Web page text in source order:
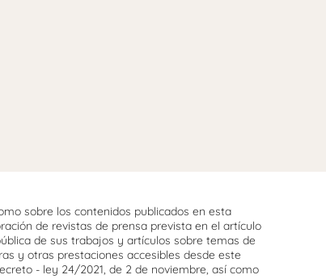
sobre los contenidos publicados en esta
de revistas de prensa prevista en el artículo
de sus trabajos y artículos sobre temas de
y otras prestaciones accesibles desde este
- ley 24/2021, de 2 de noviembre, así como